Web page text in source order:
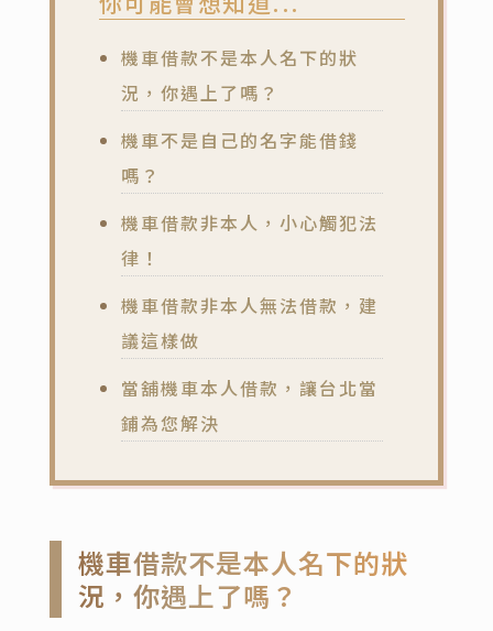
機車借款不是本人名下的狀
況，你遇上了嗎？
機車不是自己的名字能借錢
嗎？
機車借款非本人，小心觸犯法
律！
機車借款非本人無法借款，建
議這樣做
當舖機車本人借款，讓台北當
鋪為您解決
機車借款不是本人名下的狀
況，你遇上了嗎？